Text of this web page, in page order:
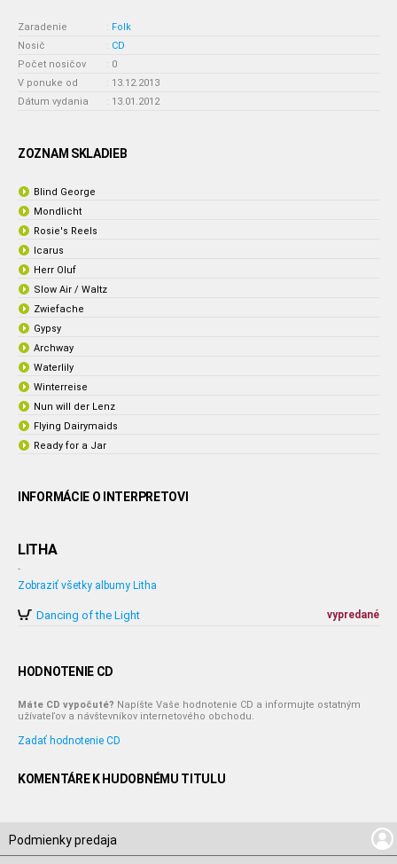
Zaradenie : Folk
Nosič
: CD
Počet nosičov
: 0
V ponuke od
: 13.12.2013
Dátum vydania
: 13.01.2012
ZOZNAM SKLADIEB
Blind George
Mondlicht
Rosie's Reels
Icarus
Herr Oluf
Slow Air / Waltz
Zwiefache
Gypsy
Archway
Waterlily
Winterreise
Nun will der Lenz
Flying Dairymaids
Ready for a Jar
INFORMÁCIE O INTERPRETOVI
LITHA
-
Zobraziť všetky albumy Litha
Dancing of the Light vypredané
HODNOTENIE CD
Máte CD vypočuté? Napíšte Vaše hodnotenie CD a informujte ostatným
užívateľov a návštevníkov internetového obchodu.
Zadať hodnotenie CD
KOMENTÁRE K HUDOBNÉMU TITULU
Podmienky predaja